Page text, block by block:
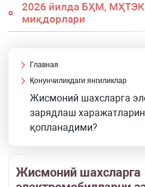
2026 йилда БҲМ,
миқдорлари
Главная
Қонунчиликдаги янгиликлар
Жисмоний шахсларга
зарядлаш
қопланадими?
Жисмоний шахсларга